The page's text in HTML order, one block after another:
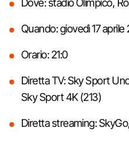
Dove: stadio Olimpico,
Quando: giovedì 17 aprile
Orario: 21:0
Diretta TV: Sky Sport
Sky Sport 4K (213)
Diretta streaming: